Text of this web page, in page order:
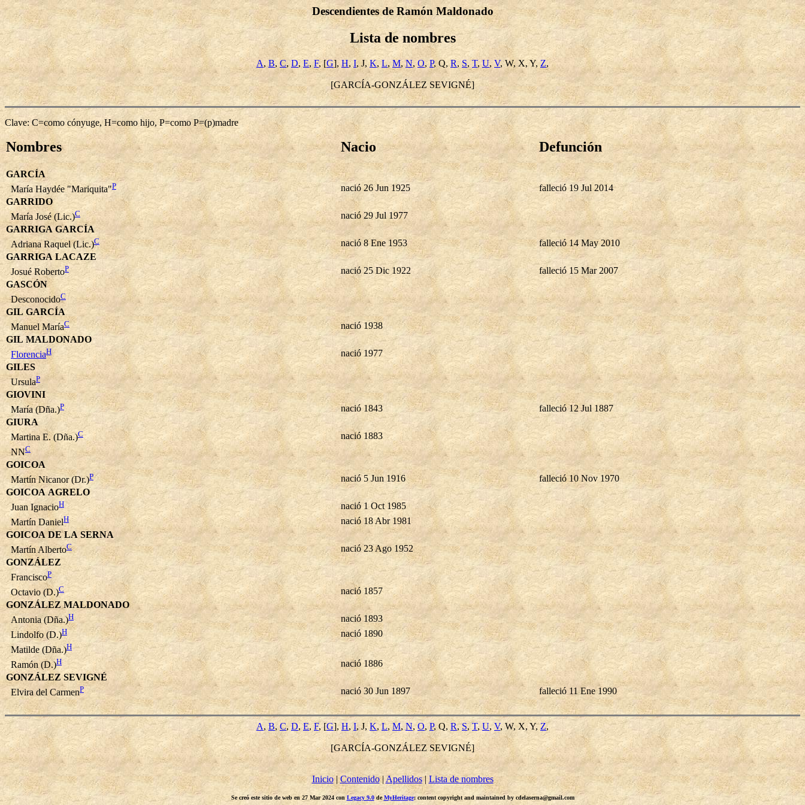
Descendientes de Ramón Maldonado
Lista de nombres
A, B, C,D,E, F, [G],H,I, J,K, L, M, N,O,P, Q, R, S,T, U,V, W, X, Y, Z,
[GARCÍA-GONZÁLEZ SEVIGNÉ]
Clave: C=como cónyuge, H=como hijo, P=como P=(p)madre
Nombres Nacio Defunción
GARCÍA
María Haydée "Mariquita"P nació 26 Jun 1925
falleció 19 Jul 2014
GARRIDO
María José (Lic.)C
nació 29 Jul 1977
GARRIGA GARCÍA
Adriana Raquel (Lic.)C nació 8 Ene 1953
falleció 14 May 2010
GARRIGA LACAZE
Josué RobertoP nació 25 Dic 1922
falleció 15 Mar 2007
GASCÓN
DesconocidoC
GIL GARCÍA
Manuel MaríaC
nació 1938
GIL MALDONADO
FlorenciaH
nació 1977
GILES
UrsulaP
GIOVINI
María (Dña.)P nació 1843
falleció 12 Jul 1887
GIURA
Martina E. (Dña.)C
nació 1883
NNC
GOICOA
Martín Nicanor (Dr.)P nació 5 Jun 1916
falleció 10 Nov 1970
GOICOA AGRELO
Juan IgnacioH
nació 1 Oct 1985
Martín DanielH
nació 18 Abr 1981
GOICOA DE LA SERNA
Martín AlbertoC
nació 23 Ago 1952
GONZÁLEZ
FranciscoP
Octavio (D.)C
nació 1857
GONZÁLEZ MALDONADO
Antonia (Dña.)H
nació 1893
Lindolfo (D.)H
nació 1890
Matilde (Dña.)H
Ramón (D.)H
nació 1886
GONZÁLEZ SEVIGNÉ
Elvira del CarmenP nació 30 Jun 1897 falleció 11 Ene 1990
A, B,C,D,E,F, [G], H, I, J,K,L,M, N, O, P, Q,R,S,T, U, V, W, X, Y,Z,
[GARCÍA-GONZÁLEZ SEVIGNÉ]
Inicio|Contenido| Apellidos| Lista de nombres
Se creó este sitio de web en 27 Mar 2024 con Legacy 9.0deMyHeritage; content copyright and maintained by cdelaserna@gmail.com